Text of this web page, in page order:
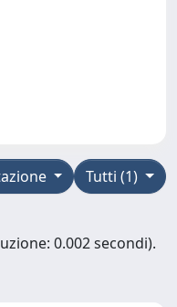
Tutti (1)
0.002 secondi).